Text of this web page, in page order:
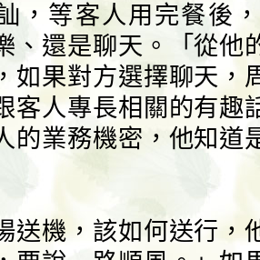
，等客人用完餐後
、還是聊天。「從他
如果對方選擇聊天，
客人專長相關的有趣
的業務機密，他知道
送機，該如何送行，